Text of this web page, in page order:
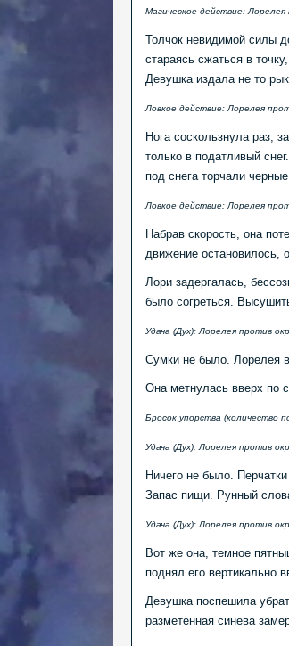
Магическое действие: Лорелея
Толчок невидимой силы
стараясь сжаться в
Девушка издала не то
Ловкое действие: Лорелея
Нога соскользнула раз,
только в податливый
под снега торчали черные
Ловкое действие: Лорелея
Набрав скорость, она
движение остановилось,
Лори задергалась,
было согреться.
Удача (Дух): Лорелея против
Сумки не было. Лорелея
Она метнулась вверх по
Бросок упорства (количество
Удача (Дух): Лорелея против
Ничего не было.
Запас пищи. Рунный
Удача (Дух): Лорелея против
Вот же она, темное
поднял его вертикально
Девушка поспешила
разметенная синева